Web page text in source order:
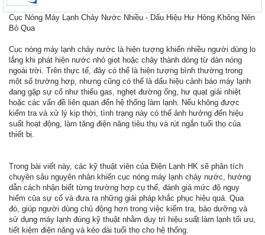
Cục Nóng Máy Lạnh Chảy Nước Nhiều - Dấu Hiệu Hư Hỏng Không Nên
Bỏ Qua
Cục nóng máy lạnh chảy nước là hiện tượng khiến nhiều người dùng lo
lắng khi phát hiện nước nhỏ giọt hoặc chảy thành dòng từ dàn nóng
ngoài trời. Trên thực tế, đây có thể là hiện tượng bình thường trong
một số trường hợp, nhưng cũng có thể là dấu hiệu cảnh báo máy lạnh
đang gặp sự cố như thiếu gas, nghẹt đường ống, hư quạt giải nhiệt
hoặc các vấn đề liên quan đến hệ thống làm lạnh. Nếu không được
kiểm tra và xử lý kịp thời, tình trạng này có thể ảnh hưởng đến hiệu
suất hoạt động, làm tăng điện năng tiêu thụ và rút ngắn tuổi thọ của
thiết bị.
Trong bài viết này, các kỹ thuật viên của Điện Lạnh HK sẽ phân tích
chuyên sâu nguyên nhân khiến cục nóng máy lạnh chảy nước, hướng
dẫn cách nhận biết từng trường hợp cụ thể, đánh giá mức độ nguy
hiểm của sự cố và đưa ra những giải pháp khắc phục hiệu quả. Qua
đó, giúp người dùng chủ động hơn trong việc kiểm tra, bảo dưỡng và
sử dụng máy lạnh đúng kỹ thuật nhằm duy trì hiệu suất làm lạnh tối ưu,
tiết kiệm điện năng và kéo dài tuổi thọ cho hệ thống.